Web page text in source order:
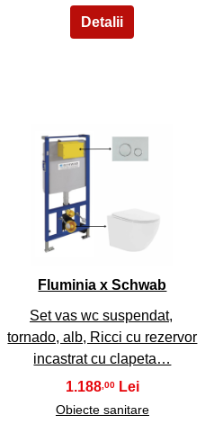
Fluminia x Schwab
Set vas wc suspendat,
tornado, alb, Ricci cu rezervor
incastrat cu clapeta…
1.188 ,00
Obiecte sanitare